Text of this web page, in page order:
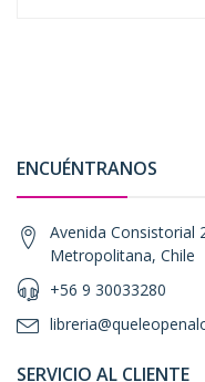
ENCUÉNTRANOS
Avenida Consistorial
Metropolitana, Chile
+56 9 30033280
SERVICIO AL CLIENTE